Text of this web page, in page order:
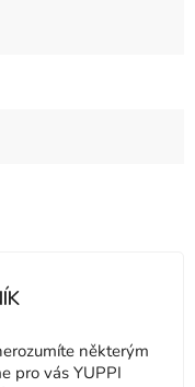
některým
pro vás YUPPI